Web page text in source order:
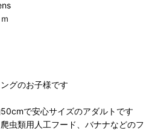
グのお子様です
で安心サイズのアダルトです
虫類用人工フード、バナナなどのフ